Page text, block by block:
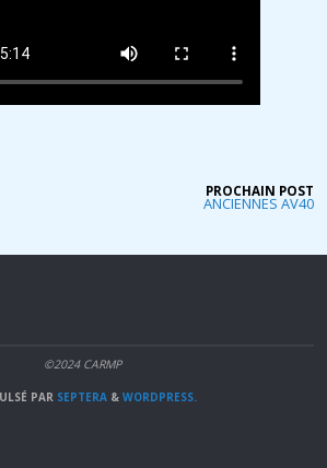
PROCHAIN POST
ANCIENNES AV40
©2024 CARMP
PAR SEPTERA & WORDPRESS.